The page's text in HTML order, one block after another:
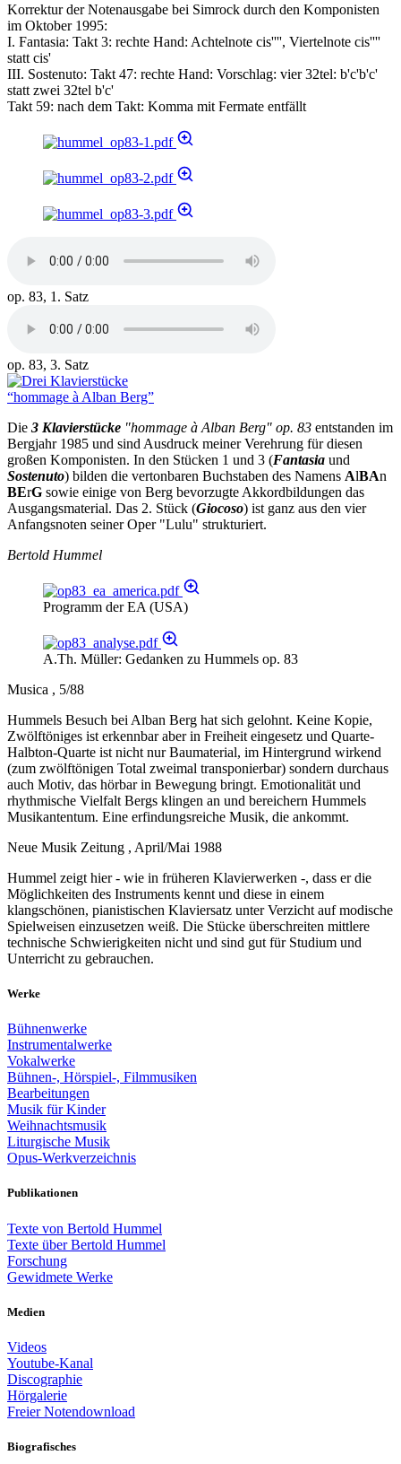
Korrektur der Notenausgabe bei Simrock durch den Komponisten
im Oktober 1995:
I. Fantasia: Takt 3: rechte Hand: Achtelnote cis'''', Viertelnote cis''''
statt cis'
III. Sostenuto: Takt 47: rechte Hand: Vorschlag: vier 32tel: b'c'b'c'
statt zwei 32tel b'c'
Takt 59: nach dem Takt: Komma mit Fermate entfällt
op. 83, 1. Satz
op. 83, 3. Satz
Die 3 Klavierstücke "hommage à Alban Berg" op. 83 entstanden im
Bergjahr 1985 und sind Ausdruck meiner Verehrung für diesen
großen Komponisten. In den Stücken 1 und 3 (Fantasia und
Sostenuto) bilden die vertonbaren Buchstaben des Namens AlBAn
BErG sowie einige von Berg bevorzugte Akkordbildungen das
Ausgangsmaterial. Das 2. Stück (Giocoso) ist ganz aus den vier
Anfangsnoten seiner Oper "Lulu" strukturiert.
Bertold Hummel
Programm der EA (USA)
A.Th. Müller: Gedanken zu Hummels op. 83
Musica , 5/88
Hummels Besuch bei Alban Berg hat sich gelohnt. Keine Kopie,
Zwölftöniges ist erkennbar aber in Freiheit eingesetz und Quarte-
Halbton-Quarte ist nicht nur Baumaterial, im Hintergrund wirkend
(zum zwölftönigen Total zweimal transponierbar) sondern durchaus
auch Motiv, das hörbar in Bewegung bringt. Emotionalität und
rhythmische Vielfalt Bergs klingen an und bereichern Hummels
Musikantentum. Eine erfindungsreiche Musik, die ankommt.
Neue Musik Zeitung , April/Mai 1988
Hummel zeigt hier - wie in früheren Klavierwerken -, dass er die
Möglichkeiten des Instruments kennt und diese in einem
klangschönen, pianistischen Klaviersatz unter Verzicht auf modische
Spielweisen einzusetzen weiß. Die Stücke überschreiten mittlere
technische Schwierigkeiten nicht und sind gut für Studium und
Unterricht zu gebrauchen.
Werke
Bühnenwerke
Instrumentalwerke
Vokalwerke
Bühnen-, Hörspiel-, Filmmusiken
Bearbeitungen
Musik für Kinder
Weihnachtsmusik
Liturgische Musik
Opus-Werkverzeichnis
Publikationen
Texte von Bertold Hummel
Texte über Bertold Hummel
Forschung
Gewidmete Werke
Medien
Videos
Youtube-Kanal
Discographie
Hörgalerie
Freier Notendownload
Biografisches